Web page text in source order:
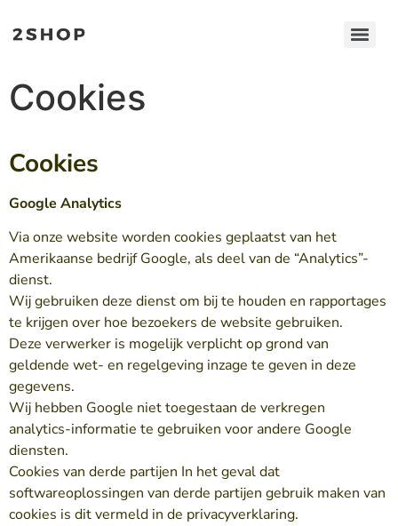
Cookies
Cookies
Google Analytics
Via onze website worden cookies geplaatst van het
Amerikaanse bedrijf Google, als deel van de “Analytics”-
dienst.
Wij gebruiken deze dienst om bij te houden en rapportages
te krijgen over hoe bezoekers de website gebruiken.
Deze verwerker is mogelijk verplicht op grond van
geldende wet- en regelgeving inzage te geven in deze
gegevens.
Wij hebben Google niet toegestaan de verkregen
analytics-informatie te gebruiken voor andere Google
diensten.
Cookies van derde partijen In het geval dat
softwareoplossingen van derde partijen gebruik maken van
cookies is dit vermeld in de privacyverklaring.